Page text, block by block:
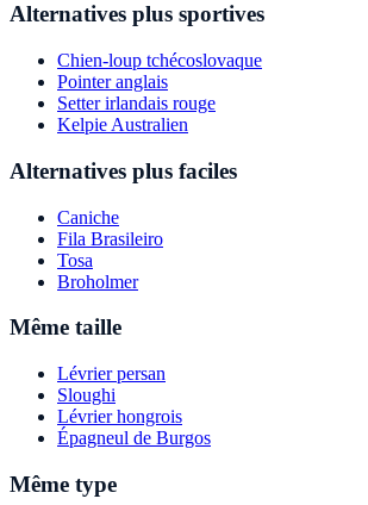
Alternatives plus sportives
Chien-loup tchécoslovaque
Pointer anglais
Setter irlandais rouge
Kelpie Australien
Alternatives plus faciles
Caniche
Fila Brasileiro
Tosa
Broholmer
Même taille
Lévrier persan
Sloughi
Lévrier hongrois
Épagneul de Burgos
Même type